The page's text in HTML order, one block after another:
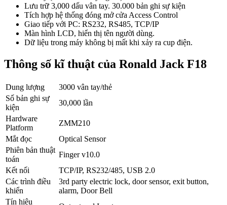
Lưu trữ 3,000 dấu vân tay. 30.000 bản ghi sự kiện
Tích hợp hệ thống đóng mở cửa Access Control
Giao tiếp với PC: RS232, RS485, TCP/IP
Màn hình LCD, hiển thị tên người dùng.
Dữ liệu trong máy không bị mất khi xảy ra cup điện.
Thông số kĩ thuật của Ronald Jack F18
Dung lượng
3000 vân tay/thẻ
Số bản ghi sự
kiện
30,000 lần
Hardware
Platform
ZMM210
Mắt đọc
Optical Sensor
Phiên bản thuật
toán
Finger v10.0
Kết nối
TCP/IP, RS232/485, USB 2.0
Các trình điều
khiển
3rd party electric lock, door sensor, exit button,
alarm, Door Bell
Tín hiệu